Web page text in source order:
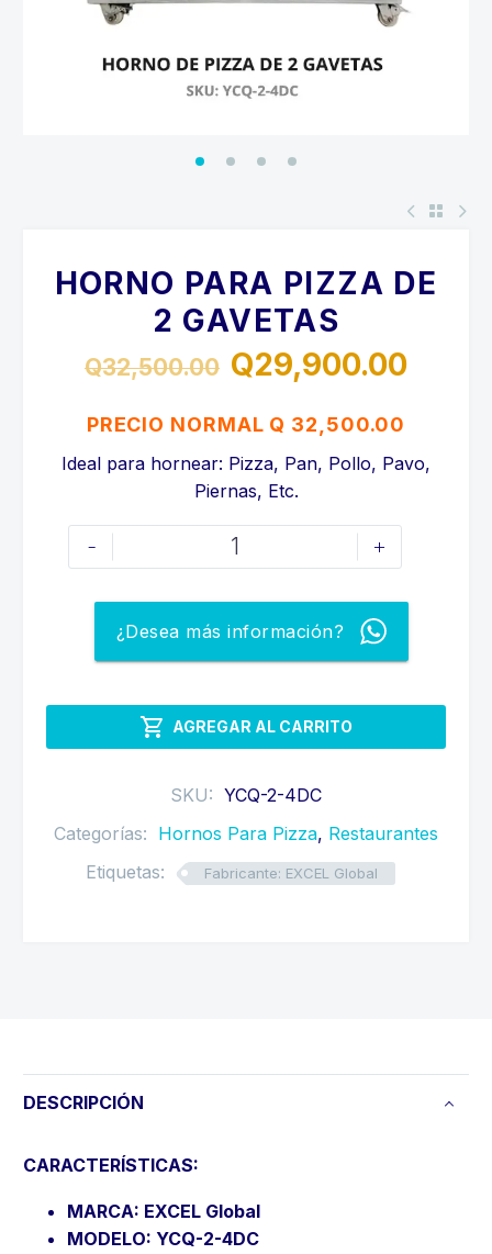
HORNO PARA PIZZA DE
2 GAVETAS
Q32,500.00
precio
original
era:
Q32,500.00.
Q29,900.00
precio
actual
es:
Q29,900.00.
PRECIO NORMAL Q 32,500.00
Ideal para hornear: Pizza, Pan, Pollo, Pavo,
Piernas, Etc.
-
HORNO
PARA
cantidad
+
 AGREGAR AL CARRITO
¿Desea más información?
SKU: YCQ-2-4DC
Categorías: Hornos Para Pizza, Restaurantes
Etiquetas:
Fabricante: EXCEL Global
DESCRIPCIÓN
CARACTERÍSTICAS:
MARCA: EXCEL Global
MODELO: YCQ-2-4DC